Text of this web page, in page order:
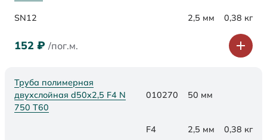
SN12 2,5 мм 0,38 кг
152 ₽ /пог.м.
Труба полимерная
двухслойная d50x2,5 F4 N
750 Т60
010270 50 мм
F4 2,5 мм 0,38 кг